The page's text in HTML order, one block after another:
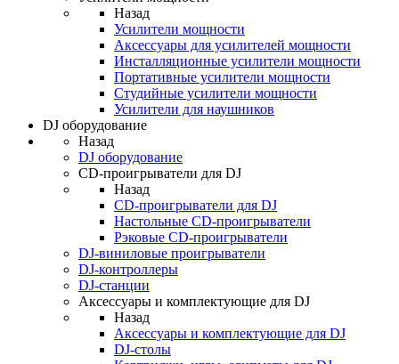
Назад
Усилители мощности
Аксессуары для усилителей мощности
Инсталляционные усилители мощности
Портативные усилители мощности
Студийные усилители мощности
Усилители для наушников
DJ оборудование
Назад
DJ оборудование
CD-проигрыватели для DJ
Назад
CD-проигрыватели для DJ
Настольные CD-проигрыватели
Рэковые CD-проигрыватели
DJ-виниловые проигрыватели
DJ-контроллеры
DJ-станции
Аксессуары и комплектующие для DJ
Назад
Аксессуары и комплектующие для DJ
DJ-столы